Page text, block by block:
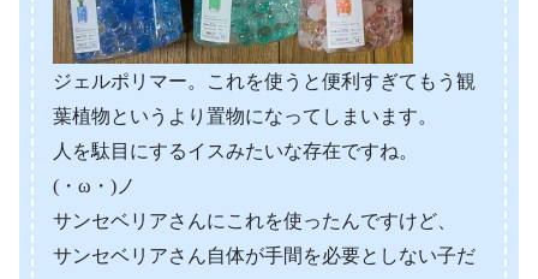
ジェルポリマー。これを使うと便利すぎてもう観
葉植物というより置物になってしまいます。
人を駄目にするイスみたいな存在ですね。
(・ω・)ノ
サンセベリアさんにこれを使ったんですけど、
サンセベリアさん自体が手間を必要としない子だ